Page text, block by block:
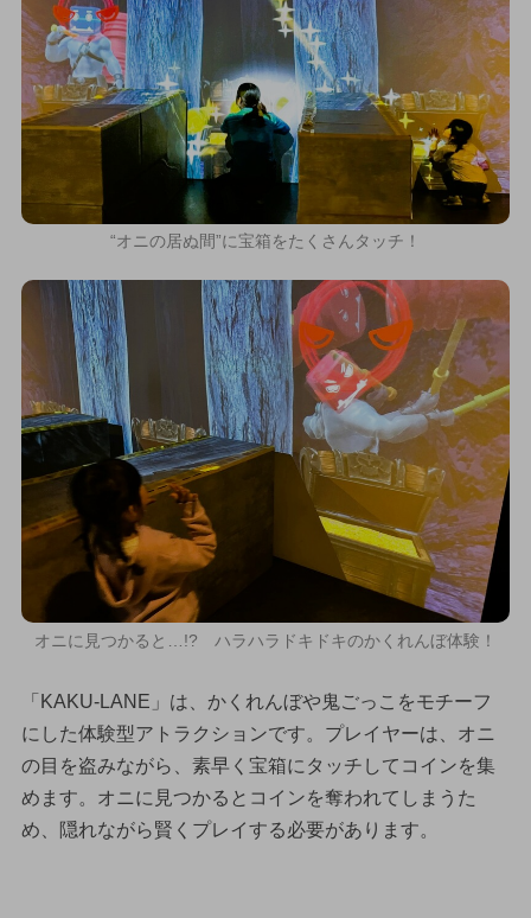
“オニの居ぬ間”に宝箱をたくさんタッチ！
オニに見つかると…!? ハラハラドキドキのかくれんぼ体験！
「KAKU-LANE」は、かくれんぼや鬼ごっこをモチーフ
にした体験型アトラクションです。プレイヤーは、オニ
の目を盗みながら、素早く宝箱にタッチしてコインを集
めます。オニに見つかるとコインを奪われてしまうた
め、隠れながら賢くプレイする必要があります。